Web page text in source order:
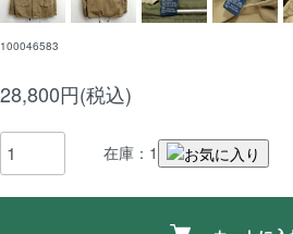
100046583
28,800円(税込)
在庫：1